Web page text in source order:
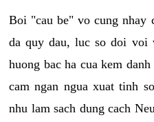
Boi "cau be" vo cung nhay
da quy dau, luc so doi voi
huong bac ha cua kem
cam ngan ngua xuat tinh
nhu lam sach dung cach